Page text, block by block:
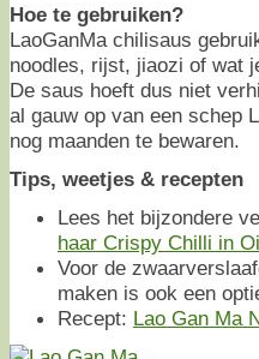
Hoe te gebruiken?
LaoGanMa chilisaus
noodles, rijst, jiaozi of wat
De saus hoeft dus niet
al gauw op van een schep
nog maanden te bewaren.
Tips, weetjes & recepten
Lees het bijzondere
haar Crispy Chilli in
Voor de
maken is ook een
Recept: Lao Gan Ma